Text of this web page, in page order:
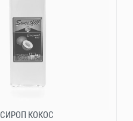
СИРОП КОКОС